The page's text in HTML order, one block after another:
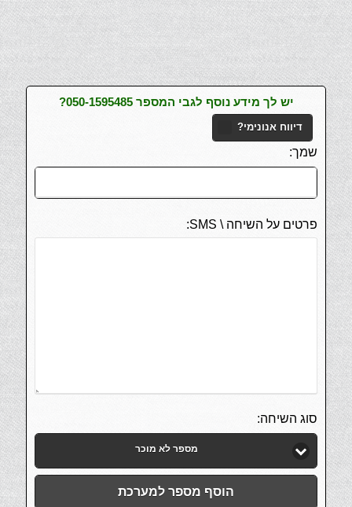
יש לך מידע נוסף לגבי המספר 050-1595485?
דיווח אנונימי?
שמך:
פרטים על השיחה \ SMS:
סוג השיחה:
מספר לא מוכר
הוסף מספר למערכת